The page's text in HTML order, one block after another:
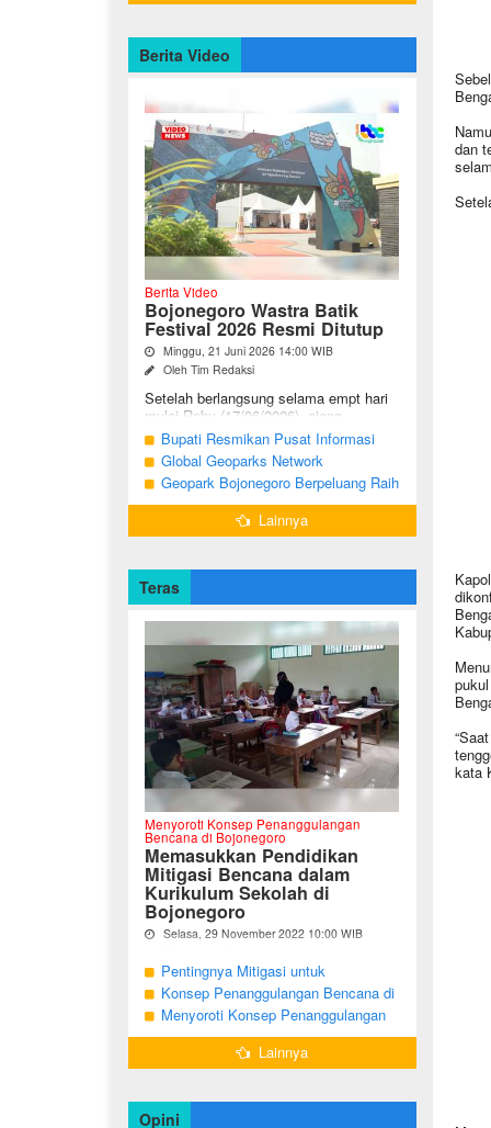
dan
kata
Berita Video
Berita Video
Bojonegoro Wastra Batik
Festival 2026 Resmi Ditutup
Minggu, 21 Juni 2026 14:00 WIB
Oleh Tim Redaksi
Setelah berlangsung selama empt hari
mulai Rabu (17/06/2026), ajang
Bojonegoro Wastra Batik Festival
(BWBF) 2026 resmi ditutup oleh Ketua
Dekranasda ...
Bupati Resmikan Pusat Informasi
Geologi Geopark Bojonegoro
Global Geoparks Network
Association Kunjungi Sejumlah
Geosite di Bojonegoro
Geopark Bojonegoro Berpeluang Raih
UNESCO Global Geopark
Lainnya
Teras
Menyoroti Konsep Penanggulangan
Bencana di Bojonegoro
Memasukkan Pendidikan
Mitigasi Bencana dalam
Kurikulum Sekolah di
Bojonegoro
Selasa, 29 November 2022 10:00 WIB
"Berdasarkan Undang-undang Nomor 24
Tahun 2007, tentang Penanggulangan
Bencana, Pemerintah dan Pemerintah
Daerah menjadi penanggung jawab
dalam penyelenggaraan
penanggulangan bencana. ...
Pentingnya Mitigasi untuk
Mengurangi Risiko Bencana di
Bojonegoro
Konsep Penanggulangan Bencana di
Bojonegoro Masih Mengutamakan
Tanggap Darurat
Menyoroti Konsep Penanggulangan
Bencana di Kabupaten Bojonegoro
Lainnya
Opini